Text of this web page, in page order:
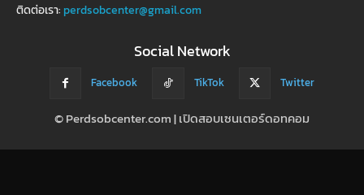
ติดต่อเรา: perdsobcenter@gmail.com
Social Network
Facebook TikTok Twitter
© Perdsobcenter.com | เปิดสอบเซนเตอร์ดอทคอม